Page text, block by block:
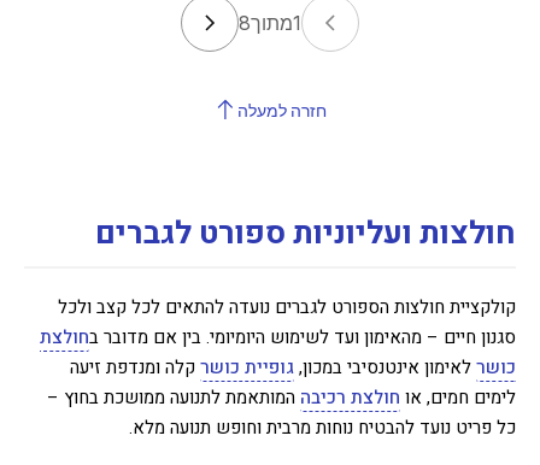
1מתוך8
חזרה למעלה
חולצות ועליוניות ספורט לגברים
קולקציית חולצות הספורט לגברים נועדה להתאים לכל קצב ולכל
סגנון חיים – מהאימון ועד לשימוש היומיומי. בין אם מדובר בחולצת
כושרלאימון אינטנסיבי במכון,גופיית כושר קלה ומנדפת זיעה
לימים חמים, או חולצת רכיבה המותאמת לתנועה ממושכת בחוץ –
כל פריט נועד להבטיח נוחות מרבית וחופש תנועה מלא.